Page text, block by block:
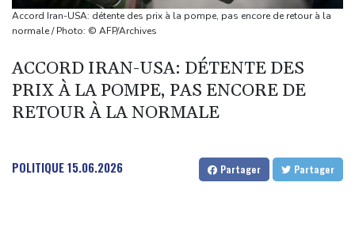
Corruption visant Bally Bagayoko
Nice-Matin dénonce l'agression d'une journaliste par un élu
Face à la guerre, Arabie saoudite, Pakistan et Turquie scellent un
pacte de défense
Euro de natation: Olivier et Fontaine offrent aux Bleus deux
L'Eglise détaille le riche programme du pape en France fin
Accord Iran-USA: détente des prix à la pompe, pas encore de retour à la
normale / Photo: © AFP/Archives
ACCORD IRAN-USA: DÉTENTE DES
PRIX À LA POMPE, PAS ENCORE DE
RETOUR À LA NORMALE
POLITIQUE15.06.2026 Partager Partager